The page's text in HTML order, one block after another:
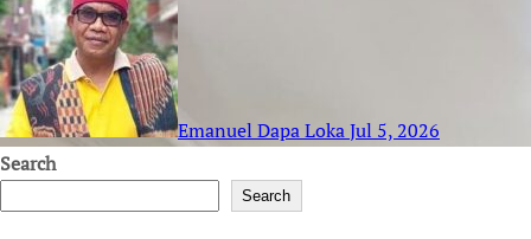
Emanuel Dapa LokaJul 5, 2026
Search
Search